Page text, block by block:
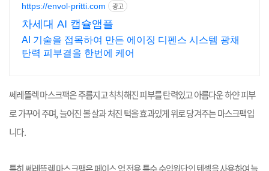
https://envol-pritti.com 광고
차세대 AI 캡슐앰플
AI 기술을 접목하여 만든 에이징 디펜스 시스템 광채
탄력 피부결을 한번에 케어
쎄레뜰렉 마스크팩은 주름지고 칙칙해진 피부를 탄력있고 아름다운 하얀 피부
로 가꾸어 주며,늘어진 볼 살과 처진 턱을 효과있게 위로 당겨주는 마스크팩입
니다.